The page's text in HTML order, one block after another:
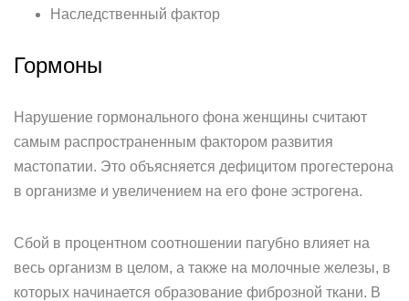
Наследственный фактор
Гормоны
Нарушение гормонального фона женщины считают
самым распространенным фактором развития
мастопатии. Это объясняется дефицитом прогестерона
в организме и увеличением на его фоне эстрогена.
Сбой в процентном соотношении пагубно влияет на
весь организм в целом, а также на молочные железы, в
которых начинается образование фиброзной ткани. В